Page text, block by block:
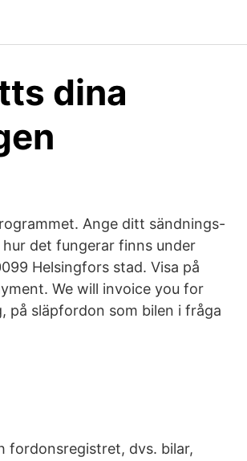
dina
Ange ditt sändnings-
det fungerar finns under
Helsingfors stad. Visa på
We will invoice you for
på släpfordon som bilen i fråga
fordonsregistret, dvs. bilar,